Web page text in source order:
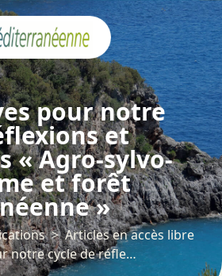
pour notre
et
« Agro-sylvo-
et forêt
»
Articles en accès libre
Perspectives pour notre cycle de réflexions et d’échanges « Agro-sylvo-pastoralisme et forêt méditerranéenne »
cookies